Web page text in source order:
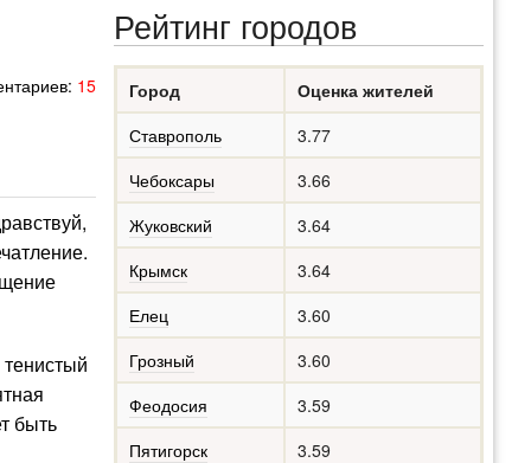
15
быть
Рейтинг городов
Город
Оценка жителей
Ставрополь
3.77
Чебоксары
3.66
Жуковский
3.64
Крымск
3.64
Елец
3.60
Грозный
3.60
Феодосия
3.59
Пятигорск
3.59